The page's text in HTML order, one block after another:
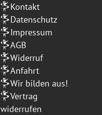
Kontakt
Datenschutz
Impressum
AGB
Widerruf
Anfahrt
Wir bilden aus!
Vertrag
widerrufen